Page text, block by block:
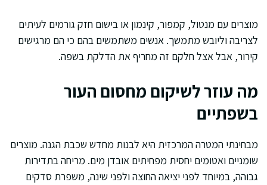
מוצרים עם מנטול, קמפור, קינמון או בישום חזק גורמים לעיתים
לצריבה וליובש מתמשך. אנשים משתמשים בהם כי הם מרגישים
קירור, אבל אצל חלקם זה מחריף את הדלקת בשפה.
מה עוזר לשיקום מחסום העור
בשפתיים
מבחינתי המטרה המרכזית היא לבנות מחדש שכבת הגנה. מוצרים
שומניים ואטומים יחסית מפחיתים אובדן מים. מריחה בתדירות
גבוהה, במיוחד לפני יציאה החוצה ולפני שינה, משפרת סדקים